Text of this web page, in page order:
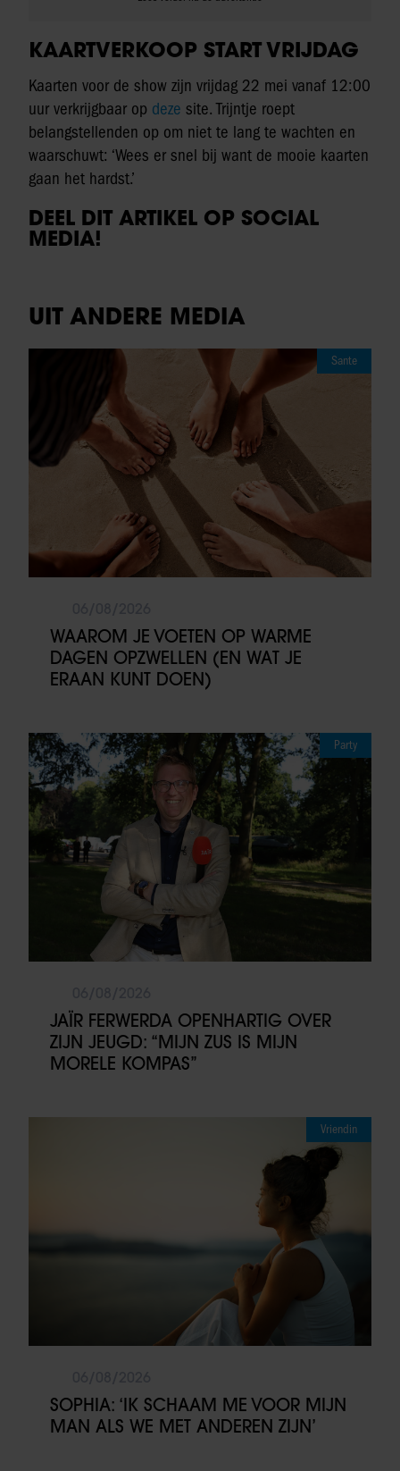
KAARTVERKOOP START VRIJDAG
Kaarten voor de show zijn vrijdag 22 mei vanaf 12:00
uur verkrijgbaar op deze site. Trijntje roept
belangstellenden op om niet te lang te wachten en
waarschuwt: ‘Wees er snel bij want de mooie kaarten
gaan het hardst.’
DEEL DIT ARTIKEL OP SOCIAL
MEDIA!
UIT ANDERE MEDIA
Sante
WAAROM JE VOETEN OP WARME
DAGEN OPZWELLEN (EN WAT JE
ERAAN KUNT DOEN)
Party
JAÏR FERWERDA OPENHARTIG OVER
ZIJN JEUGD: “MIJN ZUS IS MIJN
MORELE KOMPAS”
Vriendin
SOPHIA: ‘IK SCHAAM ME VOOR MIJN
MAN ALS WE MET ANDEREN ZIJN’